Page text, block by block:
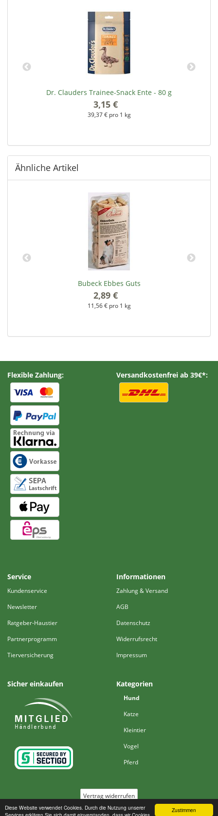
Zustimmen
Diese Website verwendet Cookies. Durch die Nutzung unserer
Dr. Clauders Trainee-Snack Ente - 80 g
3,15 €
39,37 € pro 1 kg
Ähnliche Artikel
Bubeck Ebbes Guts
2,89 €
11,56 € pro 1 kg
Flexible Zahlung: Versandkostenfrei ab 39€*:
Service
Kundenservice
Newsletter
Ratgeber-Haustier
Partnerprogramm
Tierversicherung
Informationen
Zahlung & Versand
AGB
Datenschutz
Widerrufsrecht
Impressum
Sicher einkaufen Kategorien
Hund
Katze
Kleintier
Vogel
Pferd
Vertrag widerrufen